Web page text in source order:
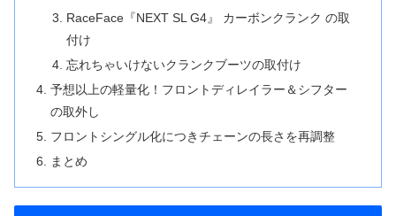
RaceFace『NEXT SL G4』 カーボンクランク の取
付け
忘れちゃいけないクランクブーツの取付け
予想以上の軽量化！フロントディレイラー＆シフター
の取外し
フロントシングル化につきチェーンの長さを再調整
まとめ